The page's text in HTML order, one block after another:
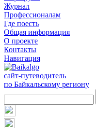
Журнал
Профессионалам
Где поесть
Общая информация
О проекте
Контакты
Навигация
сайт-путеводитель
по Байкальскому региону